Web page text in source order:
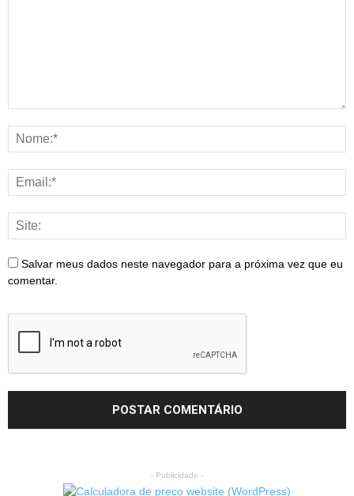
Salvar meus dados neste navegador para a próxima vez que eu
comentar.
- Publicidade -